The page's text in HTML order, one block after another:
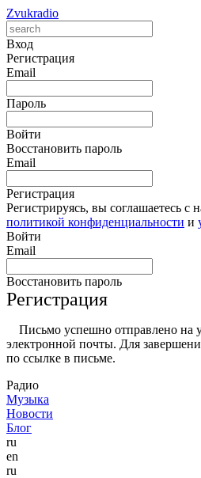
Zvukradio
Вход
Регистрация
Email
Пароль
Войти
Восстановить пароль
Email
Регистрация
Регистрируясь, вы соглашаетесь с
политикой конфиденциальности и
Войти
Email
Восстановить пароль
Регистрация
Письмо успешно отправлено на
электронной почты. Для
по ссылке в письме.
Радио
Музыка
Новости
Блог
ru
en
ru